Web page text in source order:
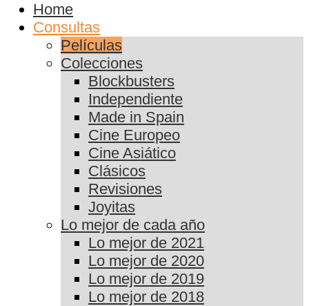
Home
Consultas
Películas
Colecciones
Blockbusters
Independiente
Made in Spain
Cine Europeo
Cine Asiático
Clásicos
Revisiones
Joyitas
Lo mejor de cada año
Lo mejor de 2021
Lo mejor de 2020
Lo mejor de 2019
Lo mejor de 2018